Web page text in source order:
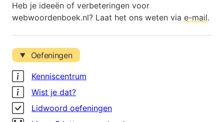
Heb je ideeën of verbeteringen voor
webwoordenboek.nl? Laat het ons weten via e-mail.
Oefeningen
Kenniscentrum
Wist je dat?
Lidwoord oefeningen